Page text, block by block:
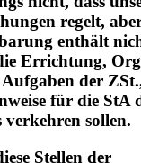
nicht, dass
regelt,
enthält
Errichtung,
der
für die StA